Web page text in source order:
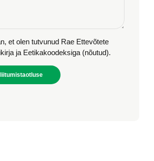
et olen tutvunud Rae Ettevõtete
ja Eetikakoodeksiga (nõutud).